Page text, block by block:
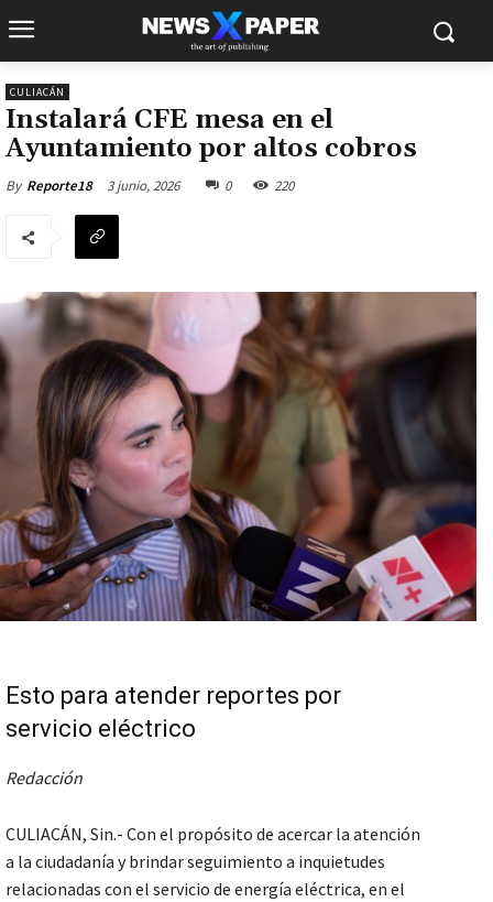
CULIACÁN
Instalará CFE mesa en el
Ayuntamiento por altos cobros
By Reporte18 3 junio, 2026 0 220
Esto para atender reportes por
servicio eléctrico
Redacción
CULIACÁN, Sin.- Con el propósito de acercar la atención
a la ciudadanía y brindar seguimiento a inquietudes
relacionadas con el servicio de energía eléctrica, en el